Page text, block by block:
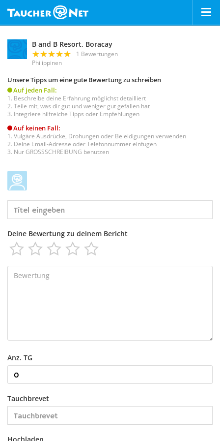
B and B Resort, Boracay
1 Bewertungen
Philippinen
Unsere Tipps um eine gute Bewertung zu schreiben
Auf jeden Fall:
Beschreibe deine Erfahrung möglichst detailliert
Teile mit, was dir gut und weniger gut gefallen hat
Integriere hilfreiche Tipps oder Empfehlungen
Auf keinen Fall:
Vulgäre Ausdrücke, Drohungen oder Beleidigungen verwenden
Deine Email-Adresse oder Telefonnummer einfügen
Nur GROSSSCHREIBUNG benutzen
Deine Bewertung zu deinem Bericht
    
Anz. TG
Tauchbrevet